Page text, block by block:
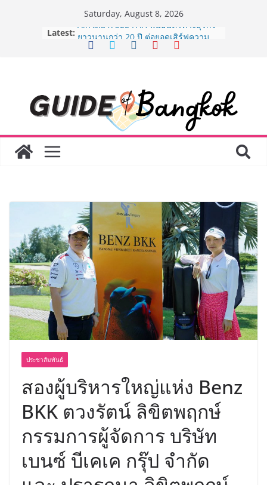
Saturday, August 8, 2026
Latest: AirAsia X SEE FAH พันธมิตรทางธุรกิจ
ยาวนานกว่า 20 ปี ต่อยอดเสิร์ฟความ
“BIO TRADE CONNECT 2026” ยก
ระดับผลิตภัณฑ์ท้องถิ่นสู่ตลาดเชิง
พาณิชย์อย่างยั่งยืน
LORDNINE จัดศึกคนดังสายเกม ไทย
ปะทะ ฟิลิปปินส์ ใน “Rise of the Tenth
ได้เตรียมนักเรียนเพียงเพื่อก้าวเข้าสู่
มหาวิทยาลัยเท่านั้น แต่ยังเตรียมพวก
เขาให้พร้อมเป็นผู้กำหนดอนาคต”
8.8 “ซูเลียน” รวมพลังนักธุรกิจทั่ว
ประเทศ จัดประชุมใหญ่แห่งปี พบ CEO
“ดร.ปิยะวัฒน์” ถ่ายทอดวิสัยทัศน์ธุรกิจ
พร้อมฟรีคอนเสิร์ต “โชค รถแห่” ยกวง
ประชาสัมพันธ์
สองผู้บริหารใหญ่แห่ง Benz
BKK ตวงรัตน์ ลิขิตพฤกษ์
กรรมการผู้จัดการ บริษัท
เบนซ์ บีเคเค กรุ๊ป จำกัด